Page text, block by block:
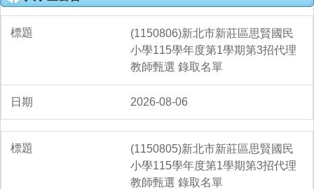
(1150806)新北市新莊區思賢國民
小學115學年度第1學期第3招代理
教師甄選 錄取名單
2026-08-06
(1150805)新北市新莊區思賢國民
小學115學年度第1學期第3招代理
教師甄選 錄取名單